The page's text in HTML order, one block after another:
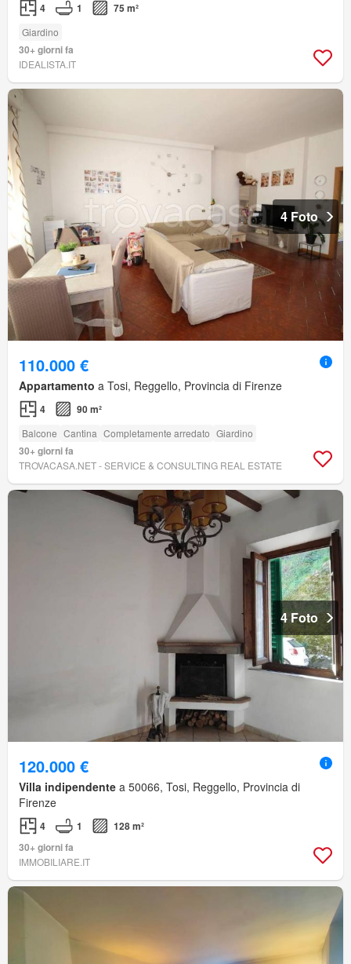
4 1 75 m²
Giardino
30+ giorni fa
IDEALISTA.IT
4 Foto
110.000 €
Appartamento a Tosi, Reggello, Provincia di Firenze
4 90 m²
Balcone Cantina Completamente arredato Giardino
30+ giorni fa
TROVACASA.NET - SERVICE & CONSULTING REAL ESTATE
4 Foto
120.000 €
Villa indipendente a 50066, Tosi, Reggello, Provincia di
Firenze
4 1
128 m²
30+ giorni fa
IMMOBILIARE.IT